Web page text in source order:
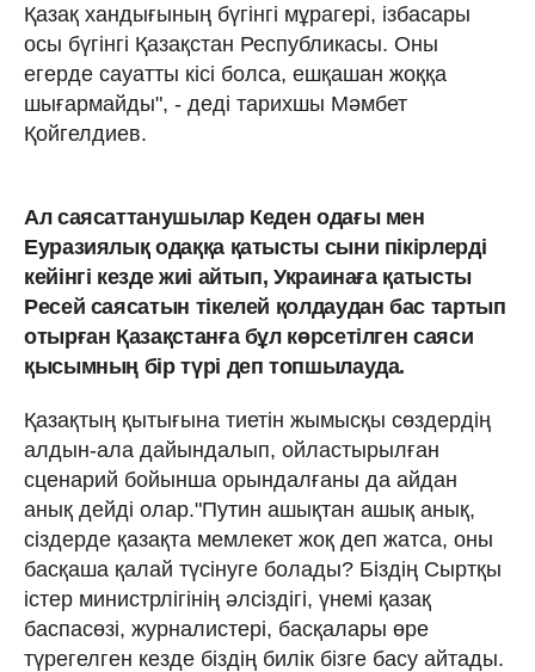
Қазақ хандығының бүгінгі мұрагері, ізбасары
осы бүгінгі Қазақстан Республикасы. Оны
егерде сауатты кісі болса, ешқашан жоққа
шығармайды", - деді тарихшы Мәмбет
Қойгелдиев.
Ал саясаттанушылар Кеден одағы мен
Еуразиялық одаққа қатысты сыни пікірлерді
кейінгі кезде жиі айтып, Украинаға қатысты
Ресей саясатын тікелей қолдаудан бас тартып
отырған Қазақстанға бұл көрсетілген саяси
қысымның бір түрі деп топшылауда.
Қазақтың қытығына тиетін жымысқы сөздердің
алдын-ала дайындалып, ойластырылған
сценарий бойынша орындалғаны да айдан
анық дейді олар."Путин ашықтан ашық анық,
сіздерде қазақта мемлекет жоқ деп жатса, оны
басқаша қалай түсінуге болады? Біздің Сыртқы
істер министрлігінің әлсіздігі, үнемі қазақ
баспасөзі, журналистері, басқалары өре
түрегелген кезде біздің билік бізге басу айтады.